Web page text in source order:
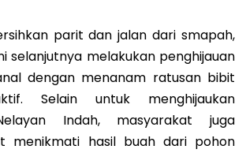
parit dan jalan dari smapah,
selanjutnya melakukan penghijauan
dengan menanam ratusan bibit
Selain untuk menghijaukan
Indah, masyarakat juga
menikmati hasil buah dari pohon